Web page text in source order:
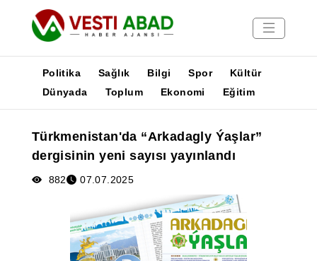
Yayınlar
Medya
Poster
Politika Sağlık Bilgi Spor
Kültür
Dünyada
Toplum Ekonomi Eğitim
Türkmenistan'da “Arkadagly Ýaşlar”
dergisinin yeni sayısı yayınlandı
882 07.07.2025